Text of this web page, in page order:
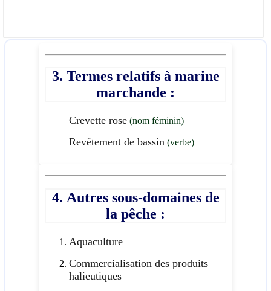
3. Termes relatifs à marine
marchande :
Crevette rose (nom féminin)
Revêtement de bassin (verbe)
4. Autres sous-domaines de
la pêche :
Aquaculture
Commercialisation des produits
halieutiques